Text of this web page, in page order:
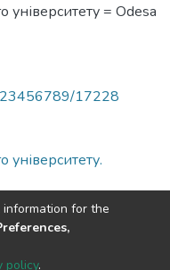
університету = Odesa
17228
університету.
for the
policy.